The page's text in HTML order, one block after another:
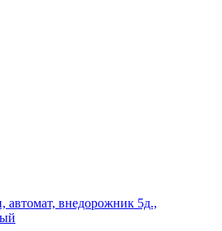
автомат, внедорожник 5д.,